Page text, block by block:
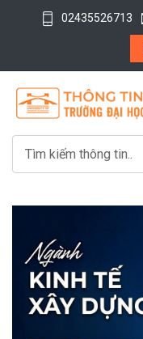
02435526713